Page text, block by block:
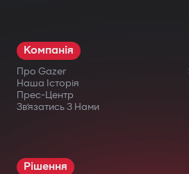
відсутні,
при ударі або русі.
Офіційна гарантія.
відеореєстратор
Компанія
Про Gazer
Наша Історія
Прес-Центр
Зв’язатись З Нами
Рішення